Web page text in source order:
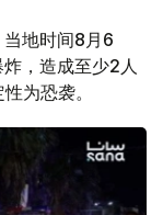
当地时间8月6
，造成至少2人
为恐袭。